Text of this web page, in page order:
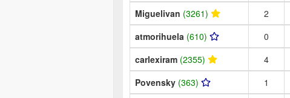
Miguelivan (3261) 2
atmorihuela (610) 0
carlexiram (2355) 4
Povensky (363) 1